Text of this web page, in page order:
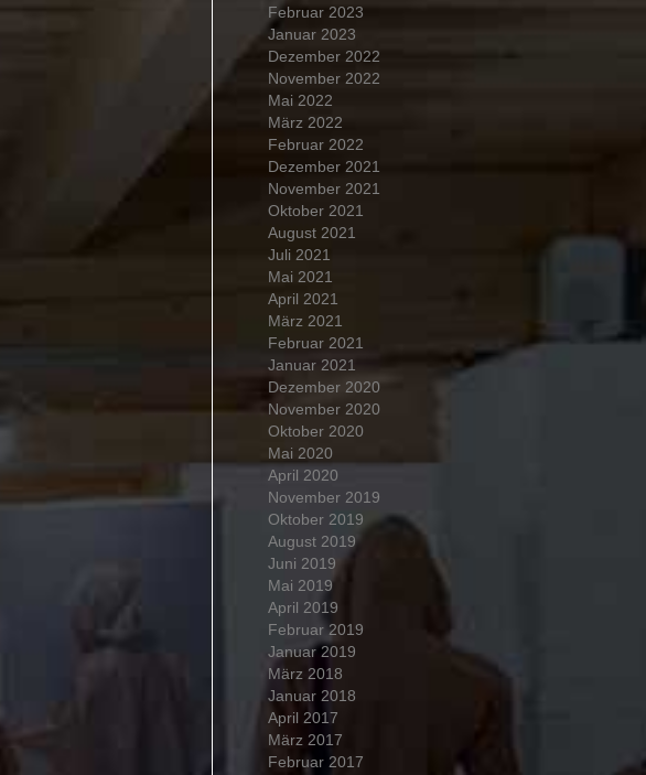
Februar 2023
Januar 2023
Dezember 2022
November 2022
Mai 2022
März 2022
Februar 2022
Dezember 2021
November 2021
Oktober 2021
August 2021
Juli 2021
Mai 2021
April 2021
März 2021
Februar 2021
Januar 2021
Dezember 2020
November 2020
Oktober 2020
Mai 2020
April 2020
November 2019
Oktober 2019
August 2019
Juni 2019
Mai 2019
April 2019
Februar 2019
Januar 2019
März 2018
Januar 2018
April 2017
März 2017
Februar 2017